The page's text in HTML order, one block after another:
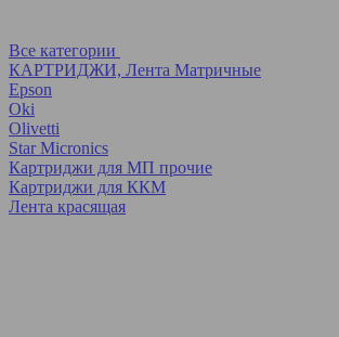
Все категории
КАРТРИДЖИ, Лента Матричные
Epson
Oki
Olivetti
Star Micronics
Картриджи для МП прочие
Картриджи для ККМ
Лента красящая